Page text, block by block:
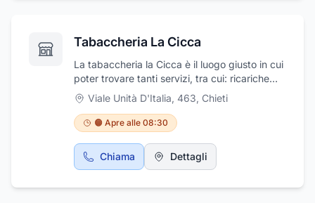
Tabaccheria La Cicca
La tabaccheria la Cicca è il luogo giusto in cui
poter trovare tanti servizi, tra cui: ricariche
telefoniche per tutti i gestori, pagamento
bollettini, lotto e superenalotto, gratta e vinci,
servizio di pagamento bollo e ovviamente
tabacchi, caramelle e accessori vari. La
tabaccheria è sempre aperta, anche la
domenica mattina.
Viale Unità D'Italia, 463, Chieti
🟠 Apre alle 08:30
Chiama Dettagli